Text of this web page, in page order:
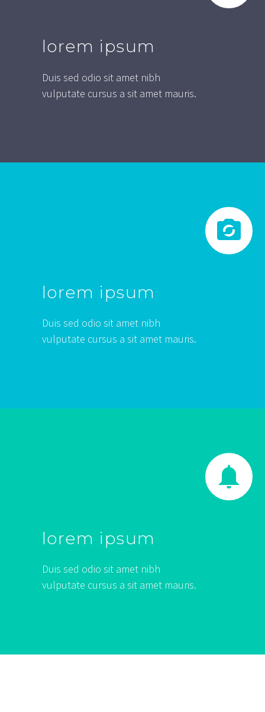
lorem ipsum
Duis sed odio sit amet nibh
vulputate cursus a sit amet mauris.


lorem ipsum
Duis sed odio sit amet nibh
vulputate cursus a sit amet mauris.


lorem ipsum
Duis sed odio sit amet nibh
vulputate cursus a sit amet mauris.